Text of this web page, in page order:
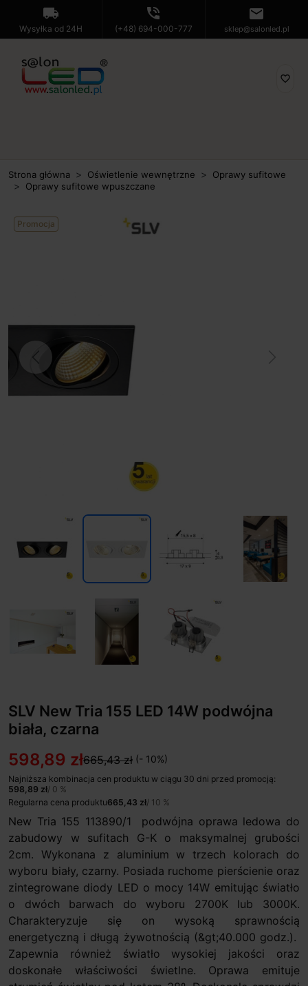
local_shipping
Wysyłka od 24H
phone_in_talk
(+48) 694-000-777
mail
sklep@salonled.pl
favorite_border
Strona główna Oświetlenie wewnętrzne
Oprawy sufitowe
Oprawy sufitowe wpuszczane
Promocja
Previous
SLV New Tria 155 LED 14W podwójna
biała, czarna
598,89 zł665,43 zł (- 10%)
Najniższa kombinacja cen produktu w ciągu 30 dni przed promocją:
598,89 zł/ 0 %
Regularna cena produktu665,43 zł/ 10 %
New Tria 155 113890/1 podwójna oprawa ledowa do
zabudowy w sufitach G-K o maksymalnej grubości
2cm. Wykonana z aluminium w trzech kolorach do
wyboru biały, czarny. Posiada ruchome pierścienie oraz
zintegrowane diody LED o mocy 14W emitując światło
o dwóch barwach do wyboru 2700K lub 3000K.
Charakteryzuje się on wysoką sprawnością
energetyczną i długą żywotnością (&gt;40.000 godz.).
Zapewnia również światło wysokiej jakości oraz
doskonałe właściwości świetlne. Oprawa emituje